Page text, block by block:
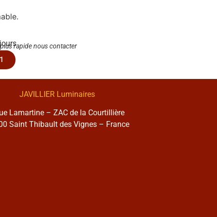
rapide nous contacter
JAVILLIER Luminaires
Lamartine – ZAC de la Courtillière
Saint Thibault des Vignes – France